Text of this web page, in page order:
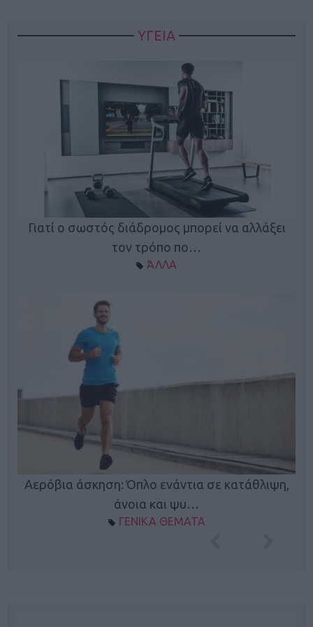
ΥΓΕΙΑ
Γιατί ο σωστός διάδρομος μπορεί να αλλάξει
τον τρόπο πο…
ΆΛΛΑ
Αερόβια άσκηση: Όπλο ενάντια σε κατάθλιψη,
άνοια και ψυ…
ΓΕΝΙΚΑ ΘΕΜΑΤΑ